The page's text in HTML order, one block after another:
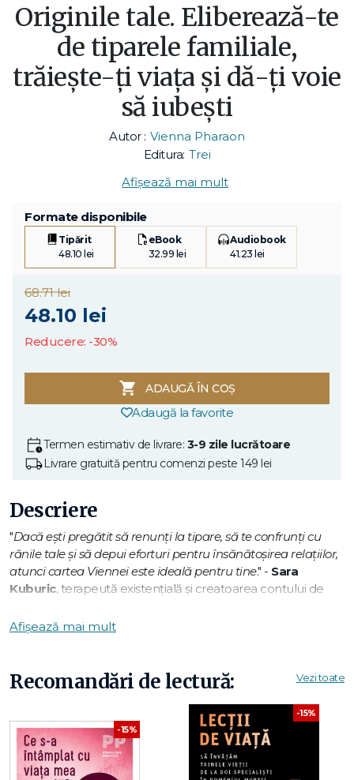
Originile tale. Eliberează-te
de tiparele familiale,
trăiește-ți viața și dă-ți voie
să iubești
Autor : Vienna Pharaon
Editura: Trei
Afișează mai mult
Formate disponibile
Tipărit
48.10 lei
eBook
32.99 lei
Audiobook
41.23 lei
68.71 lei
48.10 lei
Reducere: -30%
ADAUGĂ ÎN COȘ
Adaugă la favorite
Termen estimativ de livrare: 3-9 zile lucrătoare
Livrare gratuită pentru comenzi peste 149 lei
Descriere
"Dacă ești pregătit să renunți la tipare, să te confrunți cu
rănile tale și să depui eforturi pentru însănătoșirea relațiilor,
atunci cartea Viennei este ideală pentru tine." - Sara
Kuburic, terapeută existențială și creatoarea contului de
nu ne mai sunt azi de folos – ba chiar ne fac rău. Însă
lucrurile pot fi schimbate, afirmă Vienna Pharaon,
psihoterapeută de cuplu și familie. E drept, trecutul nostru
ne-a imprimat anumite tipare, dar acestea pot fi modificate,
spre binele nostru; totul e să avem și instrumentele
potrivite.
Afișează mai mult
Recomandări de lectură: Vezi toate
-15%
-15%